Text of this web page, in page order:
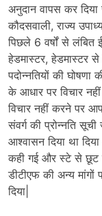
अनुदान वापस कर दिया
कौदसवाली, राज्य
पिछले 6 वर्षों से
हेडमास्टर, हेडमास्टर
पदोन्नतियों की
के आधार पर विचार
विचार नहीं करने पर
संवर्ग की प्रोन्नति
आश्वासन दिया था
कही गई और स्टे से छूट
डीटीएफ की अन्य
दिया|